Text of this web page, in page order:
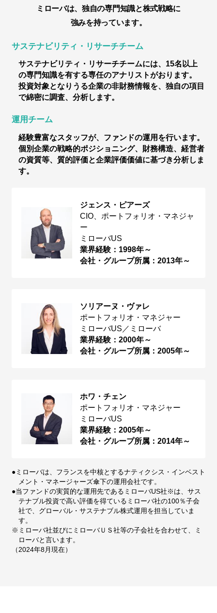
ミローバは、独自の専門知識と株式戦略に
強みを持っています。
サステナビリティ・リサーチチーム
サステナビリティ・リサーチチームには、15名以上
の専門知識を有する専任のアナリストがおります。
投資対象となりうる企業の非財務情報を、独自の項目
で綿密に調査、分析します。
運用チーム
経験豊富なスタッフが、ファンドの運用を行います。
個別企業の戦略的ポジショニング、財務構造、経営者
の資質等、質的評価と企業評価価値に基づき分析しま
す。
ジェンス・ピアーズ
CIO、ポートフォリオ・マネジャ
ー
ミローバUS
業界経験：1998年～
会社・グループ所属：2013年～
ソリアーヌ・ヴァレ
ポートフォリオ・マネジャー
ミローバUS／ミローバ
業界経験：2000年～
会社・グループ所属：2005年～
ホワ・チェン
ポートフォリオ・マネジャー
ミローバUS
業界経験：2005年～
会社・グループ所属：2014年～
●ミローバは、フランスを中核とするナティクシス・インベスト
メント・マネージャーズ傘下の運用会社です。
●当ファンドの実質的な運用先であるミローバUS社※は、サス
テナブル投資で高い評価を得ているミローバ社の100％子会
社で、グローバル・サステナブル株式運用を担当していま
す。
※ミローバ社並びにミローバＵＳ社等の子会社を合わせて、ミ
ローバと言います。
（2024年8月現在）